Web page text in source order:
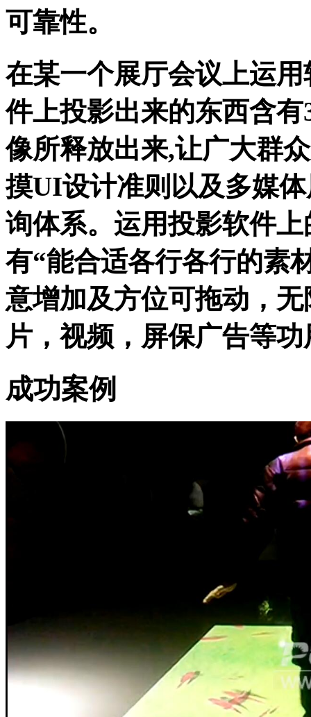
可靠性。
在某一个展厅会议上运
件上投影出来的东西含
像所释放出来,让广大群
摸UI设计准则以及多媒
询体系。运用投影软件
有“能合适各行各行的素
意增加及方位可拖动，
片，视频，屏保广告等功
成功案例